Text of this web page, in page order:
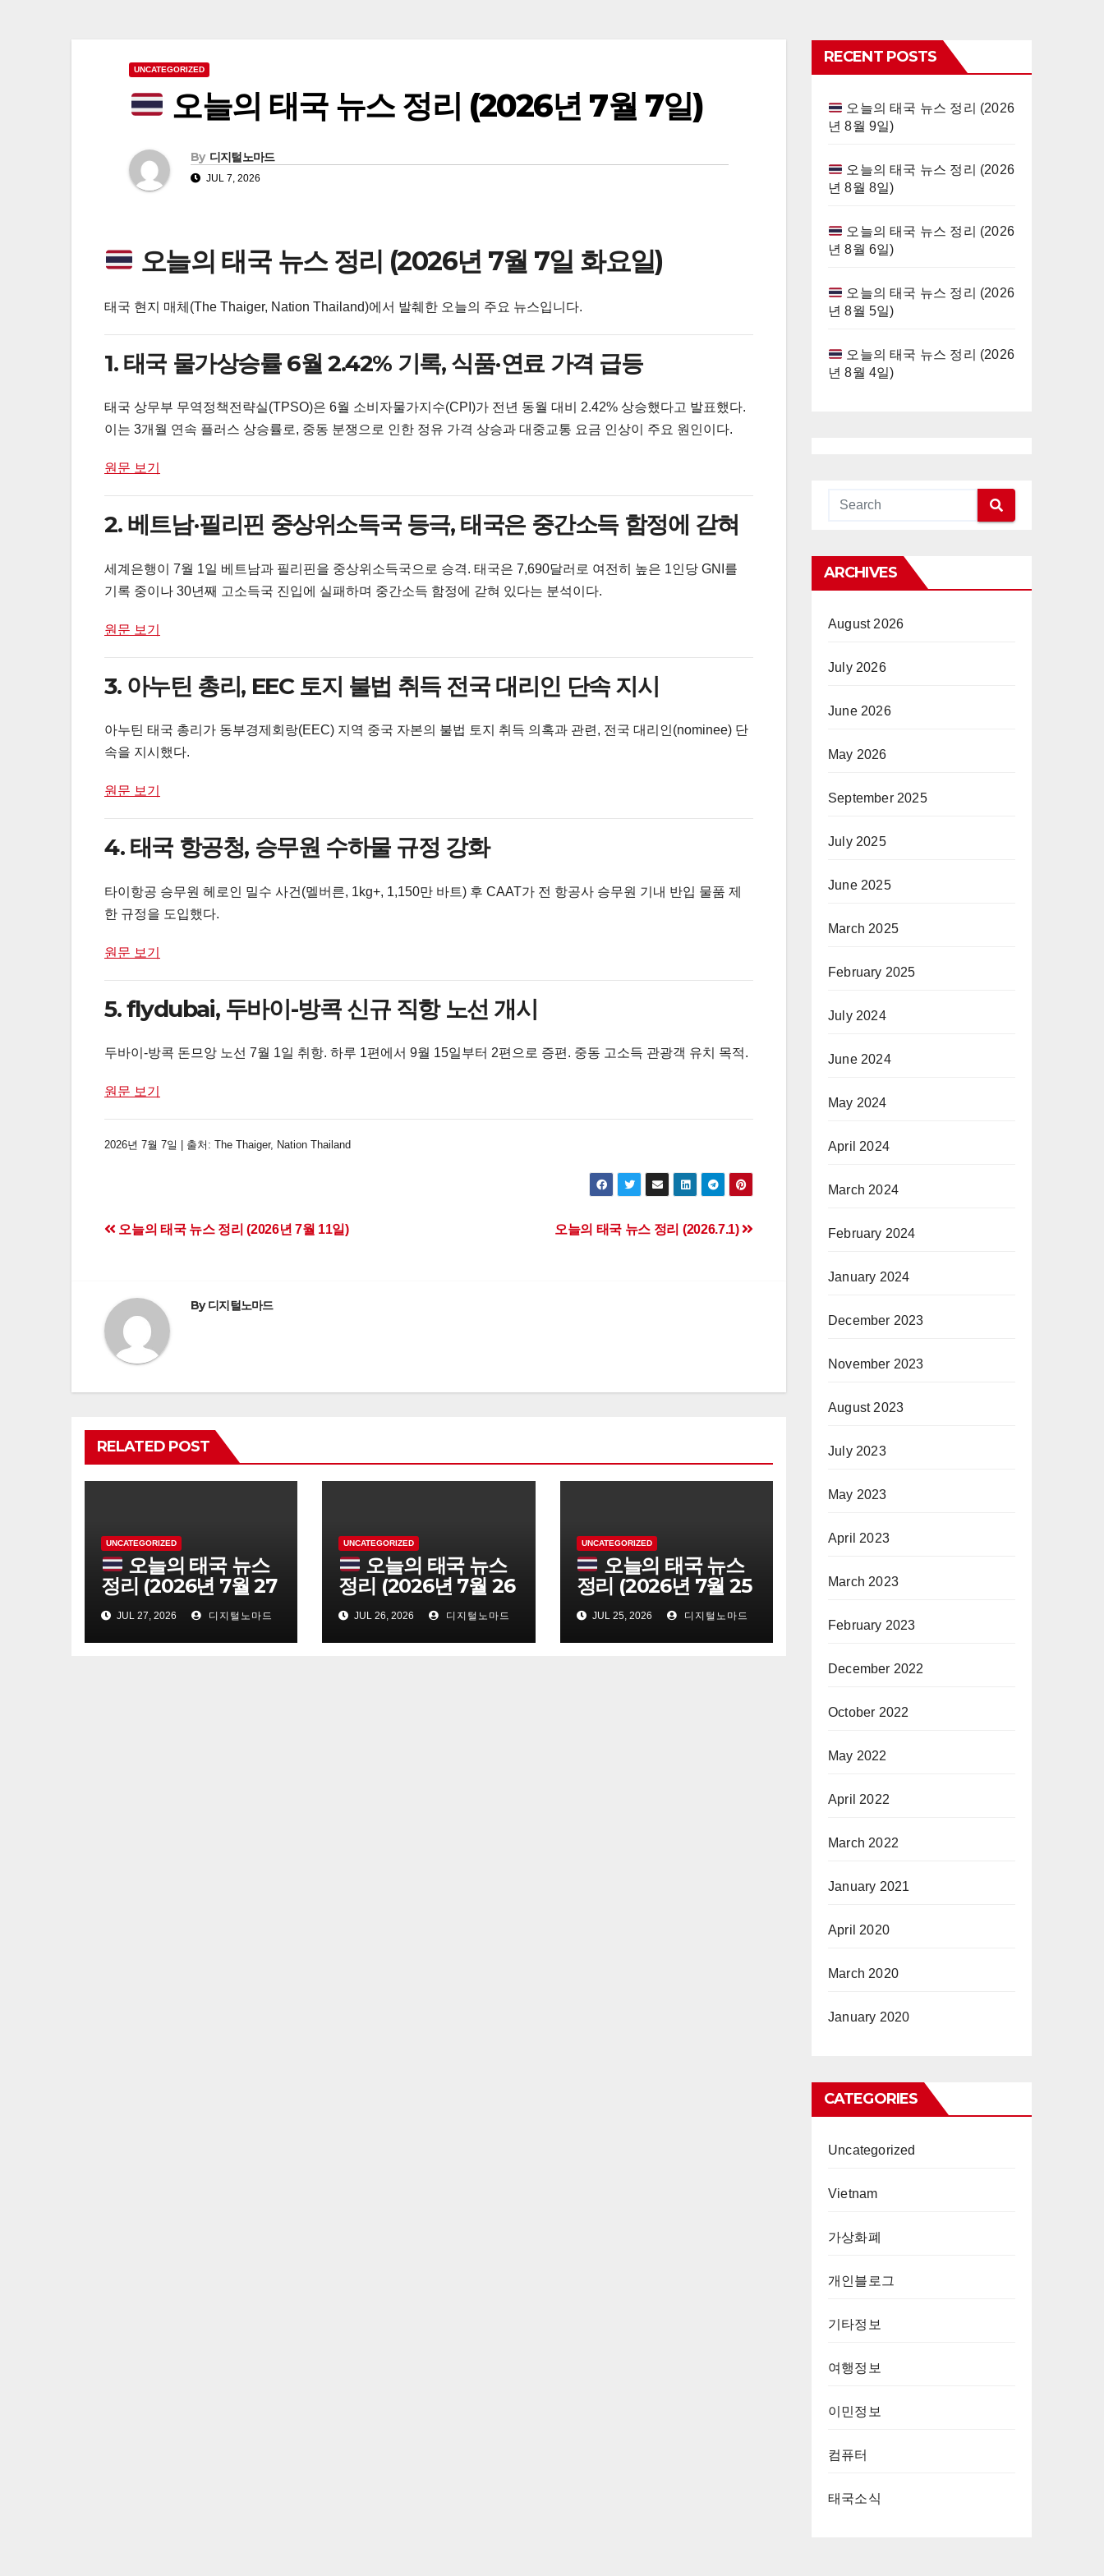
UNCATEGORIZED
오늘의 태국 뉴스 정리 (2026년 7월 7일)
By 디지털노마드
JUL 7, 2026
오늘의 태국 뉴스 정리 (2026년 7월 7일 화요일)
태국 현지 매체(The Thaiger, Nation Thailand)에서 발췌한 오늘의 주요 뉴스입니다.
1. 태국 물가상승률 6월 2.42% 기록, 식품·연료 가격 급등
태국 상무부 무역정책전략실(TPSO)은 6월 소비자물가지수(CPI)가 전년 동월 대비 2.42% 상승했다고 발표했다.
이는 3개월 연속 플러스 상승률로, 중동 분쟁으로 인한 정유 가격 상승과 대중교통 요금 인상이 주요 원인이다.
원문 보기
2. 베트남·필리핀 중상위소득국 등극, 태국은 중간소득 함정에 갇혀
세계은행이 7월 1일 베트남과 필리핀을 중상위소득국으로 승격. 태국은 7,690달러로 여전히 높은 1인당 GNI를
기록 중이나 30년째 고소득국 진입에 실패하며 중간소득 함정에 갇혀 있다는 분석이다.
원문 보기
3. 아누틴 총리, EEC 토지 불법 취득 전국 대리인 단속 지시
아누틴 태국 총리가 동부경제회랑(EEC) 지역 중국 자본의 불법 토지 취득 의혹과 관련, 전국 대리인(nominee) 단
속을 지시했다.
원문 보기
4. 태국 항공청, 승무원 수하물 규정 강화
타이항공 승무원 헤로인 밀수 사건(멜버른, 1kg+, 1,150만 바트) 후 CAAT가 전 항공사 승무원 기내 반입 물품 제
한 규정을 도입했다.
원문 보기
5. flydubai, 두바이-방콕 신규 직항 노선 개시
두바이-방콕 돈므앙 노선 7월 1일 취항. 하루 1편에서 9월 15일부터 2편으로 증편. 중동 고소득 관광객 유치 목적.
원문 보기
2026년 7월 7일 | 출처: The Thaiger, Nation Thailand
Post
오늘의 태국 뉴스 정리 (2026.7.1)
오늘의 태국 뉴스 정리 (2026년 7월 11일)
By디지털노마드
RELATED POST
UNCATEGORIZED
오늘의 태국 뉴스
정리 (2026년 7월 27
일)JUL 27, 2026 디지털노마드
UNCATEGORIZED
오늘의 태국 뉴스
정리 (2026년 7월 26
일)JUL 26, 2026 디지털노마드
UNCATEGORIZED
오늘의 태국 뉴스
정리 (2026년 7월 25
일)JUL 25, 2026 디지털노마드
RECENT POSTS
오늘의 태국 뉴스 정리 (2026
년 8월 9일)
오늘의 태국 뉴스 정리 (2026
년 8월 8일)
오늘의 태국 뉴스 정리 (2026
년 8월 6일)
오늘의 태국 뉴스 정리 (2026
년 8월 5일)
오늘의 태국 뉴스 정리 (2026
년 8월 4일)
ARCHIVES
August 2026
July 2026
June 2026
May 2026
September 2025
July 2025
June 2025
March 2025
February 2025
July 2024
June 2024
May 2024
April 2024
March 2024
February 2024
January 2024
December 2023
November 2023
August 2023
July 2023
May 2023
April 2023
March 2023
February 2023
December 2022
October 2022
May 2022
April 2022
March 2022
January 2021
April 2020
March 2020
January 2020
CATEGORIES
Uncategorized
Vietnam
가상화폐
개인블로그
기타정보
여행정보
이민정보
컴퓨터
태국소식